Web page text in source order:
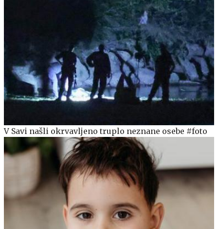
V Savi našli okrvavljeno truplo neznane osebe #foto